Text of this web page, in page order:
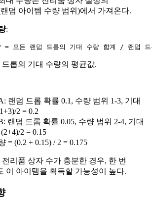
덤 아이템 수량 범위)에서 가져온다.
:
드롭의 기대 수량의 평균값.
랜덤 드롭 확률 0.1, 수량 범위 1-3, 기대
2 = 0.2
랜덤 드롭 확률 0.05, 수량 범위 2-4, 기대
2 = 0.15
= (0.2 + 0.15) / 2 = 0.175
전리품 상자 수가 충분한 경우, 한 번
이 아이템을 획득할 가능성이 높다.